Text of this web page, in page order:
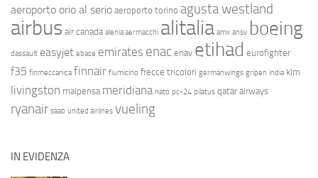
aeroporto orio al serio aeroporto torino agusta westland
airbus air canada alenia aermacchi alitalia amx ansv boeing
dassault easyjet ebace emirates enac enav etihad eurofighter
f35 finmeccanica finnair fiumicino frecce tricolori germanwings gripen india klm
livingston malpensa meridiana nato pc-24 pilatus qatar airways
ryanair saab united airlines vueling
IN EVIDENZA